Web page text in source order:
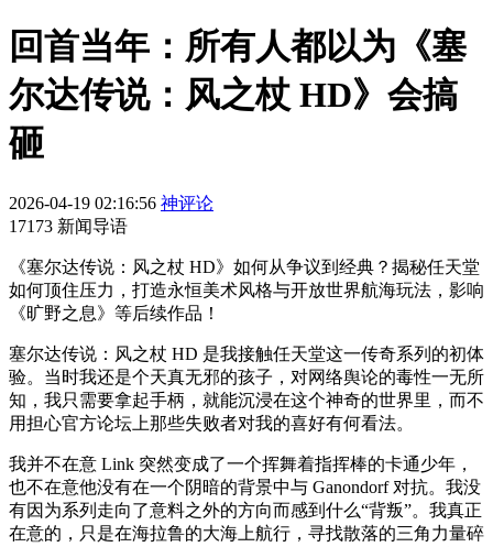
回首当年：所有人都以为《塞
尔达传说：风之杖 HD》会搞
砸
2026-04-19 02:16:56 神评论
17173 新闻导语
《塞尔达传说：风之杖 HD》如何从争议到经典？揭秘任天堂
如何顶住压力，打造永恒美术风格与开放世界航海玩法，影响
《旷野之息》等后续作品！
塞尔达传说：风之杖 HD 是我接触任天堂这一传奇系列的初体
验。当时我还是个天真无邪的孩子，对网络舆论的毒性一无所
知，我只需要拿起手柄，就能沉浸在这个神奇的世界里，而不
用担心官方论坛上那些失败者对我的喜好有何看法。
我并不在意 Link 突然变成了一个挥舞着指挥棒的卡通少年，
也不在意他没有在一个阴暗的背景中与 Ganondorf 对抗。我没
有因为系列走向了意料之外的方向而感到什么“背叛”。我真正
在意的，只是在海拉鲁的大海上航行，寻找散落的三角力量碎